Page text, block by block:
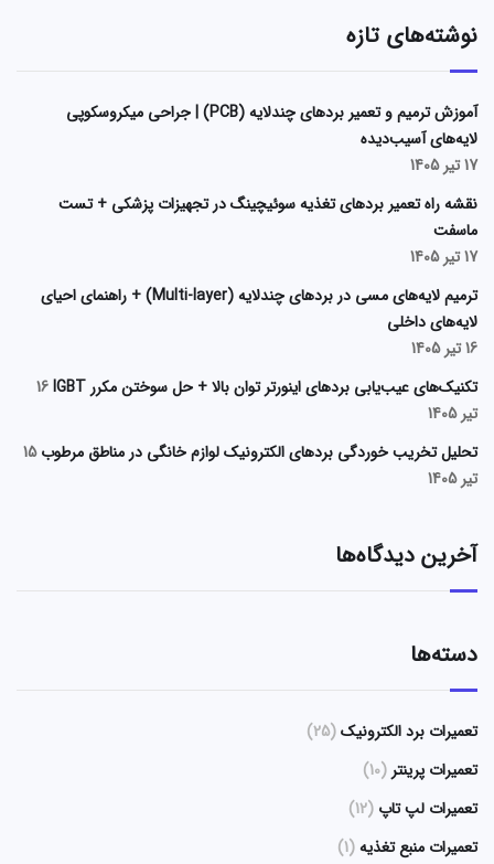
نوشته‌های تازه
آموزش ترمیم و تعمیر بردهای چندلایه (PCB) | جراحی میکروسکوپی
لایه‌های آسیب‌دیده
17 تیر 1405
نقشه راه تعمیر بردهای تغذیه سوئیچینگ در تجهیزات پزشکی + تست
ماسفت
17 تیر 1405
ترمیم لایه‌های مسی در بردهای چندلایه (Multi-layer) + راهنمای احیای
لایه‌های داخلی
16 تیر 1405
تکنیک‌های عیب‌یابی بردهای اینورتر توان بالا + حل سوختن مکرر IGBT
16
تیر 1405
تحلیل تخریب خوردگی بردهای الکترونیک لوازم خانگی در مناطق مرطوب 15
تیر 1405
آخرین دیدگاه‌ها
دسته‌ها
تعمیرات برد الکترونیک(25)
تعمیرات پرینتر (10)
تعمیرات لپ تاپ (12)
تعمیرات منبع تغذیه(1)